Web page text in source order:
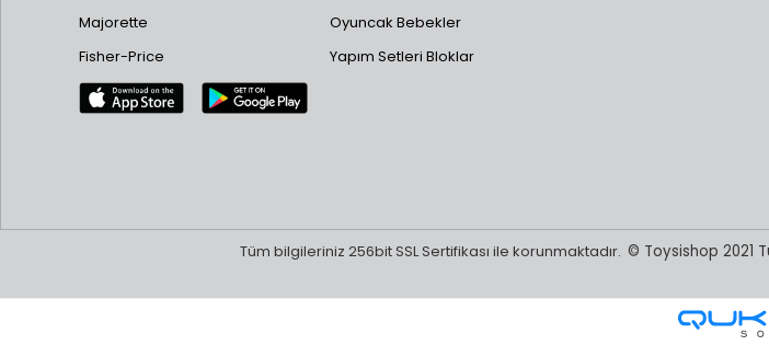
19/20 MB1205 2016 Alfa Romeo
20/20 MB1089 1955 GMC Scenic
Majorette
Fisher-Price
Oyuncak Bebekler
Yapım Setleri Bloklar
Tüm bilgileriniz 256bit SSL Sertifikası ile korunmaktadır. © Toysishop 2021